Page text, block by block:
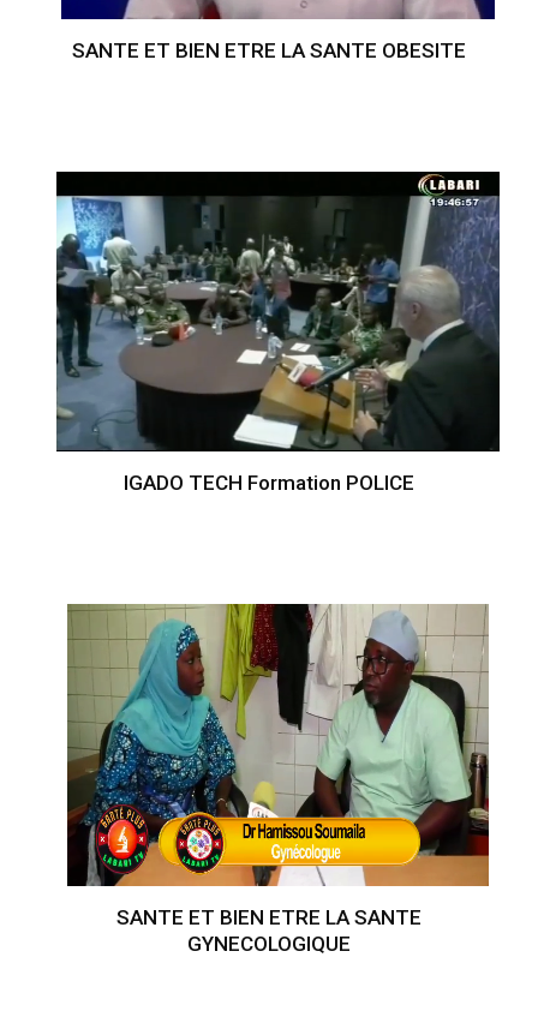
SANTE ET BIEN ETRE LA SANTE OBESITE
IGADO TECH Formation POLICE
SANTE ET BIEN ETRE LA SANTE
GYNECOLOGIQUE